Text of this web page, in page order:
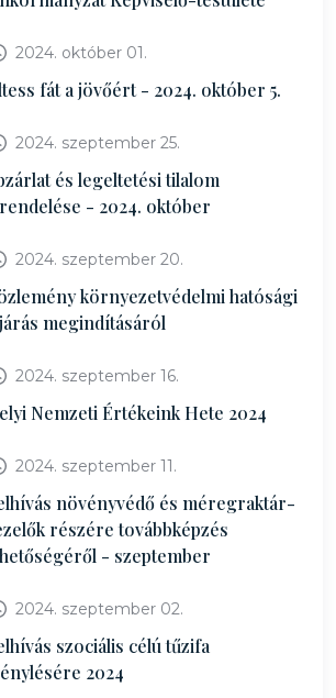
2024. október 01.
fát a jövőért - 2024. október 5.
2024. szeptember 25.
és legeltetési tilalom
- 2024. október
2024. szeptember 20.
környezetvédelmi hatósági
megindításáról
2024. szeptember 16.
Nemzeti Értékeink Hete 2024
2024. szeptember 11.
növényvédő és méregraktár-
részére továbbképzés
- szeptember
2024. szeptember 02.
szociális célú tűzifa
2024